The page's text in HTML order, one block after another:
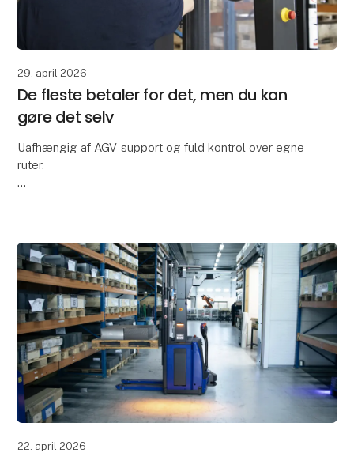
29. april 2026
De fleste betaler for det, men du kan
gøre det selv
Uafhængig af AGV-support og fuld kontrol over egne
ruter.
22. april 2026